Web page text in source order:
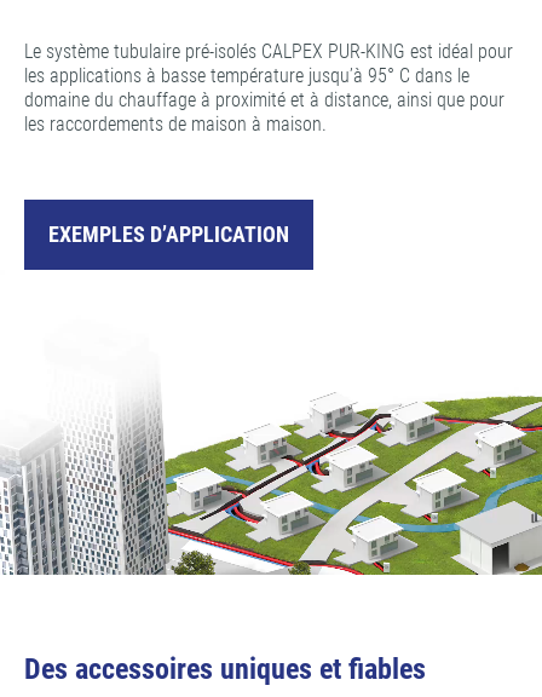
Le système tubulaire pré-isolés CALPEX PUR-KING est idéal pour
les applications à basse température jusqu’à 95° C dans le
domaine du chauffage à proximité et à distance, ainsi que pour
les raccordements de maison à maison.
EXEMPLES D’APPLICATION
Des accessoires uniques et fiables